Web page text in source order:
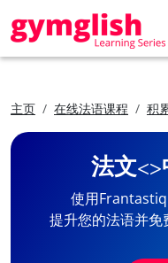
主页 在线法语课程 积
法文
使用
提升您的法语并免